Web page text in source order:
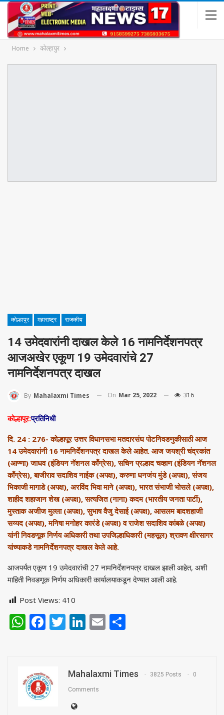
Home कोल्हापुर
कोल्हापुर महाराष्ट्र राजकीय
14 उमेदवारांनी दाखल केले 16 नामनिर्देशनपत्र
आजअखेर एकूण 19 उमेदवारांचे 27
नामनिर्देशनपत्र दाखल
By Mahalaxmi Times On Mar 25, 2022 316
कोल्हापूर:प्रतिनिधी
दि. 24 : 276- कोल्हापूर उत्तर विधानसभा मतदारसंघ पोटनिवडणुकीसाठी आज
14 उमेदवारांनी 16 नामनिर्देशनपत्र दाखल केले आहेत. आज जयश्री चंद्रकांत
(आण्णा) जाधव (इंडियन नॅशनल काँग्रेस), सचिन प्रल्हाद चव्हाण (इंडियन नॅशनल
काँग्रेस), बाजीराव सदाशिव नाईक (अपक्ष), करुणा धनजंय मुंडे (अपक्ष), संजय
भिकाजी मागाडे (अपक्ष), अरविंद भिवा माने (अपक्ष), भारत संभाजी भोसले (अपक्ष),
शाहीद शहाजान शेख (अपक्ष), सत्यजित (नाना) कदम (भारतीय जनता पार्टी),
मुस्ताक अजीज मुल्ला (अपक्ष), सुभाष वैजु देसाई (अपक्ष), आसलम बादशहाजी
सय्यद (अपक्ष), मनिषा मनोहर कारंडे (अपक्ष) व राजेश सदाशिव कांबळे (अपक्ष)
यांनी निवडणूक निर्णय अधिकारी तथा उपजिल्हाधिकारी (महसूल) श्रावण क्षीरसागर
यांच्याकडे नामनिर्देशनपत्र दाखल केले आहे.
आजपर्यंत एकूण 19 उमेदवारांची 27 नामनिर्देशनपत्र दाखल झाली आहेत, अशी
माहिती निवडणूक निर्णय अधिकारी कार्यालयाकडून देण्यात आली आहे.
Post Views: 410
WhatsApp
Facebook
Twitter
LinkedIn
Email
Mahalaxmi Times 3825 Posts 0
Comments